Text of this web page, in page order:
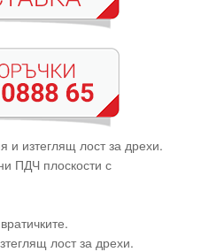
и изтеглящ лост за дрехи.
ПДЧ плоскости с
лост за дрехи.